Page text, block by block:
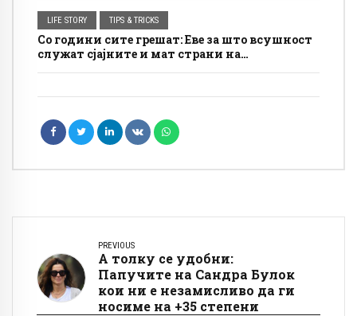
LIFE STORY TIPS & TRICKS
Со години сите грешат: Еве за што всушност
служат сјајните и мат страни на
PREVIOUS
А толку се удобни:
Папучите на Сандра Булок
кои ни е незамисливо да ги
носиме на +35 степени